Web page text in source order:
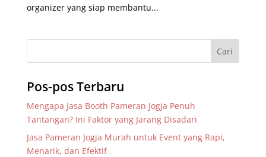
organizer yang siap membantu...
Pos-pos Terbaru
Mengapa Jasa Booth Pameran Jogja Penuh
Tantangan? Ini Faktor yang Jarang Disadari
Jasa Pameran Jogja Murah untuk Event yang Rapi,
Menarik, dan Efektif